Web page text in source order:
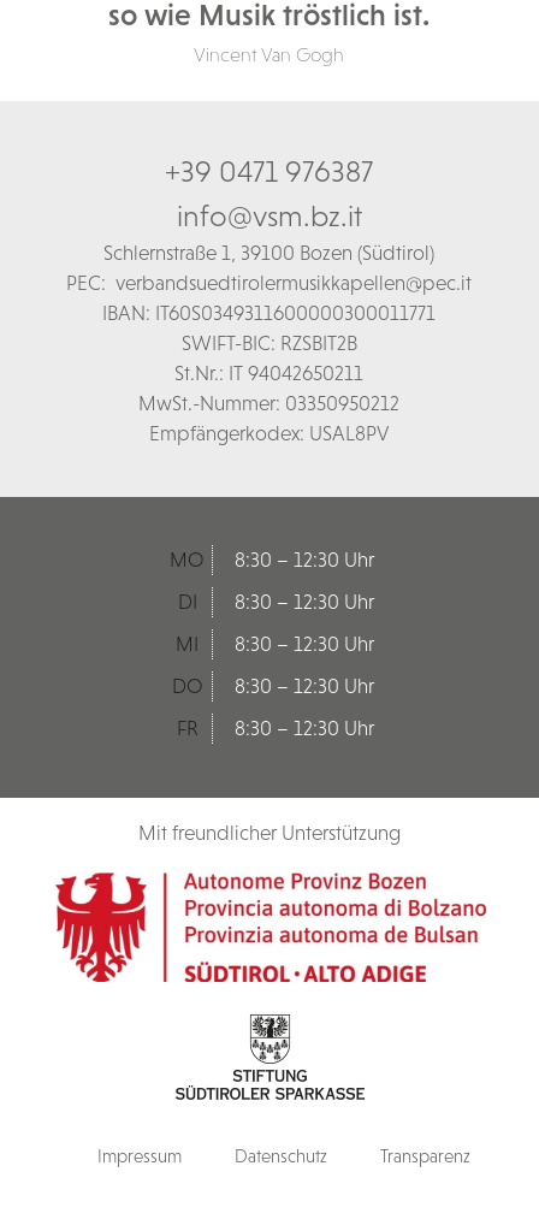
so wie Musik tröstlich ist.
Vincent Van Gogh
+39 0471 976387
info@vsm.bz.it
Schlernstraße 1, 39100 Bozen (Südtirol)
PEC: verbandsuedtirolermusikkapellen@pec.it
IBAN: IT60S0349311600000300011771
SWIFT-BIC: RZSBIT2B
St.Nr.: IT 94042650211
MwSt.-Nummer: 03350950212
Empfängerkodex: USAL8PV
MO
8:30 – 12:30 Uhr
DI
8:30 – 12:30 Uhr
MI
8:30 – 12:30 Uhr
DO
8:30 – 12:30 Uhr
FR
8:30 – 12:30 Uhr
Mit freundlicher Unterstützung
Impressum Datenschutz Transparenz